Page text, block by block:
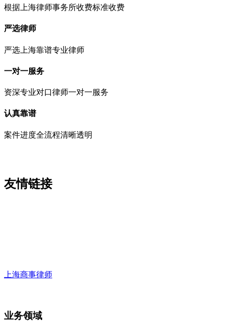
根据上海律师事务所收费标准收费
严选律师
严选上海靠谱专业律师
一对一服务
资深专业对口律师一对一服务
认真靠谱
案件进度全流程清晰透明
友情链接
上海商事律师
业务领域